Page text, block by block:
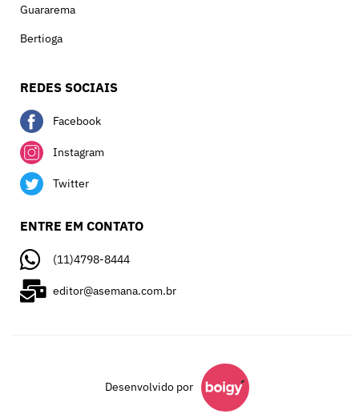
Guararema
Bertioga
REDES SOCIAIS
Facebook
Instagram
Twitter
ENTRE EM CONTATO
(11)4798-8444
editor@asemana.com.br
Desenvolvido por